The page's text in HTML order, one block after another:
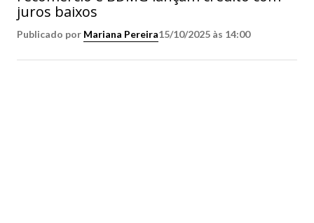
juros baixos
Publicado por Mariana Pereira15/10/2025 às 14:00